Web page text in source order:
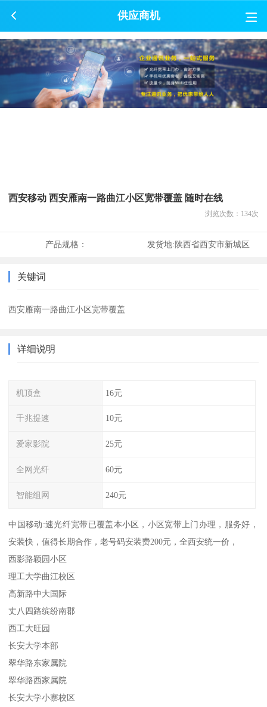
供应商机
西安移动 西安雁南一路曲江小区宽带覆盖 随时在线
浏览次数： 134次
产品规格： 发货地:陕西省西安市新城区
关键词
西安雁南一路曲江小区宽带覆盖
详细说明
机顶盒 16元
千兆提速 10元
爱家影院 25元
全网光纤 60元
智能组网 240元
中国移动:速光纤宽带已覆盖本小区，小区宽带上门办理，服务好，
安装快，值得长期合作，老号码安装费200元，全西安统一价，
西影路颖园小区
理工大学曲江校区
高新路中大国际
丈八四路缤纷南郡
西工大旺园
长安大学本部
翠华路东家属院
翠华路西家属院
长安大学小寨校区